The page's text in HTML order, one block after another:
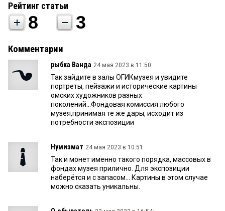
Рейтинг статьи
8 3
Комментарии
рыбка Ванда 24 мая 2023 в 11:50:
Так зайдите в залы ОГИКмузея и увидите
портреты, пейзажи и исторические картины
омских художников разных
поколений...Фондовая комиссия любого
музея,принимая те же дары, исходит из
потребности экспозиции
Нумизмат 24 мая 2023 в 10:51:
Так и монет именно такого порядка, массовых в
фондах музея прилично. Для экспозиции
наберётся и с запасом... Картины в этом случае
можно сказать уникальны.